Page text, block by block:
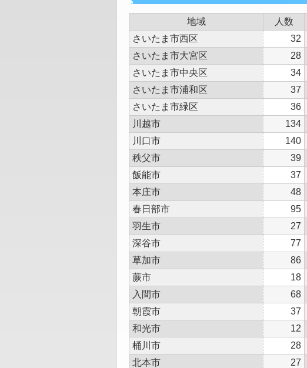
地域 人数
さいたま市西区
32
さいたま市大宮区
28
さいたま市中央区
34
さいたま市浦和区
37
さいたま市緑区
36
川越市
134
川口市
140
秩父市
39
飯能市
37
本庄市
48
春日部市
95
羽生市
27
深谷市
77
草加市
86
蕨市
18
入間市
68
朝霞市
37
和光市
12
桶川市
28
北本市
27